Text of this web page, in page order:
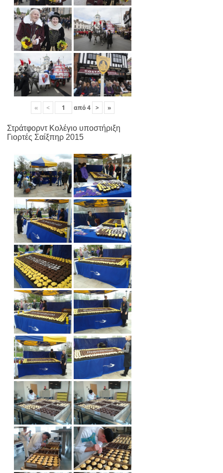
« < από4 > »
Στράτφορντ Κολέγιο υποστήριξη
Γιορτές Σαίξπηρ 2015